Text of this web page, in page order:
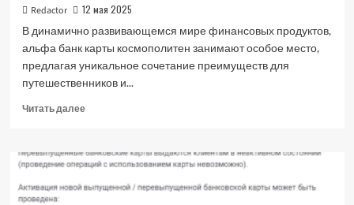
Redactor
12 мая 2025
В динамично развивающемся мире финансовых продуктов,
альфа банк карты космополитен занимают особое место,
предлагая уникальное сочетание преимуществ для
путешественников и...
Читать далееПрочитать
Альфа
Банк